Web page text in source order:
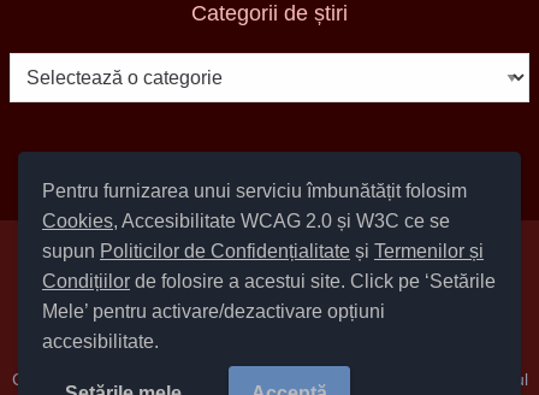
Pentru furnizarea unui serviciu îmbunătățit folosim
Cookies, Accesibilitate WCAG 2.0 și W3C ce se
supun Politicilor de Confidențialitate și Termenilor și
Condițiilor de folosire a acestui site. Click pe ‘Setările
Mele’ pentru activare/dezactivare opțiuni
accesibilitate.
Categorii de știri
Categorii
de
Setări Cookies și Accesibilitate
Informare cu privire la prelucrarea datelor|
Politică de utilizare
| Termeni și condiții de utilizare a site-ului
Cod Județ 4 / Județul Bacău / Tipul UAT – 14 – C – Comună / Codul